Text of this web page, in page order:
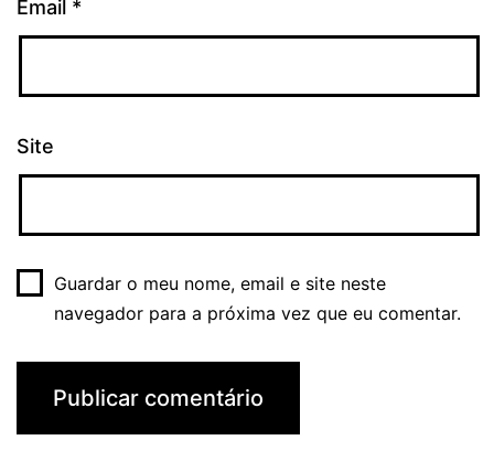
Email *
Site
Guardar o meu nome, email e site neste
navegador para a próxima vez que eu comentar.